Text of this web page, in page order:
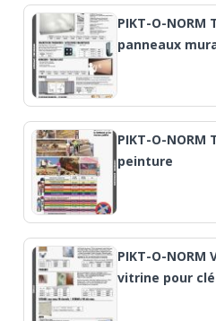
PIKT-O-
panneaux
PIKT-O-
peinture
PIKT-O-
vitrine pour